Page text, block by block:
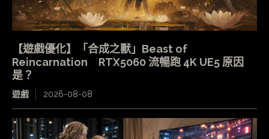
【遊戲優化】「合成之獸」Beast of
Reincarnation RTX5060 流暢跑 4K UE5 原因
是？
遊戲 2026-08-08